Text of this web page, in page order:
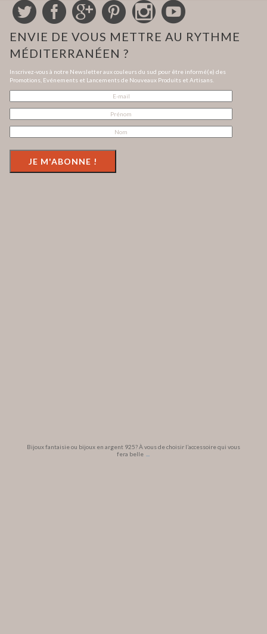
ENVIE DE VOUS METTRE AU RYTHME
MÉDITERRANÉEN ?
Inscrivez-vous à notre Newsletter aux couleurs du sud pour être informé(e) des
Promotions, Evénements et Lancements de Nouveaux Produits et Artisans.
Bijoux fantaisie ou bijoux en argent 925? À vous de choisir l’accessoire qui vous
fera belle